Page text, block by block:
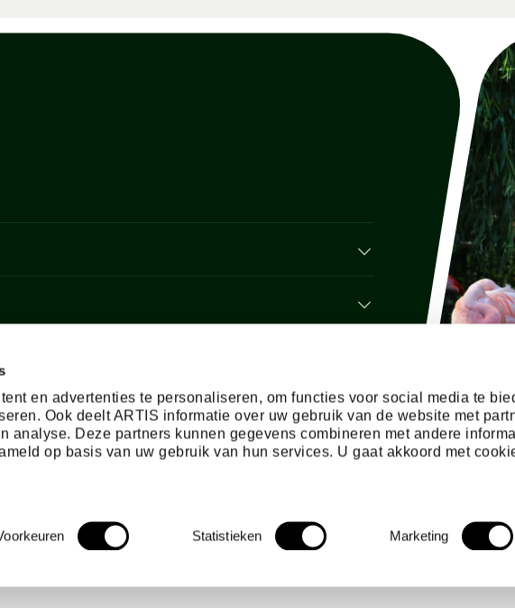
en advertenties te personaliseren, om functies voor social media te
Ook deelt ARTIS informatie over uw gebruik van de website met
analyse. Deze partners kunnen gegevens combineren met andere
op basis van uw gebruik van hun services. U gaat akkoord met
Statistieken Marketing